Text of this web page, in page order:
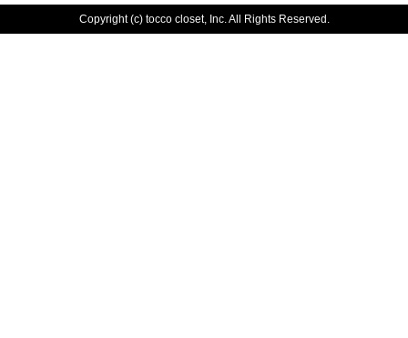
Copyright (c) tocco closet, Inc. All Rights Reserved.